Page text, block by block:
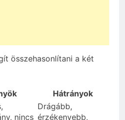
összehasonlítani a két
Hátrányok
nincs
Drágább,
érzékenyebb,